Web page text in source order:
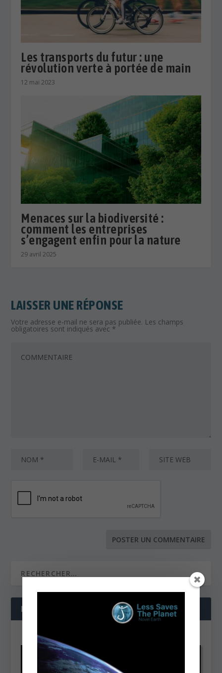
Les transports du futur : une
révolution verte à portée de main
12 mai 2023
Menaces sur la biodiversité :
comment les entreprises
s’engagent enfin pour la nature
29 avril 2025
LAISSER UNE RÉPONSE
Votre adresse e-mail ne sera pas publiée. Les champs
obligatoires sont indiqués avec *
NOS DERNIÈRES VIDÉOS